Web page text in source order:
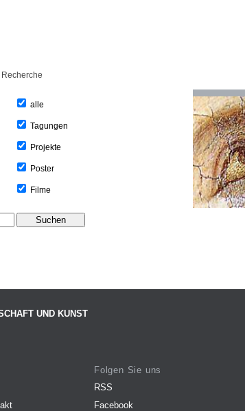
Recherche
alle
Tagungen
Projekte
Poster
Filme
UND KUNST
Folgen Sie uns
RSS
Facebook